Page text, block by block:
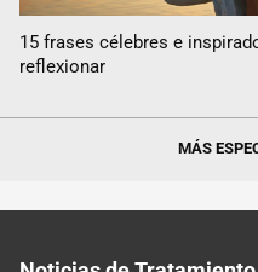
15 frases célebres e
reflexionar
MÁS